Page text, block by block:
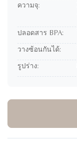
ความจุ:
ปลอดสาร BPA:
วางซ้อนกันได้:
รูปร่าง: